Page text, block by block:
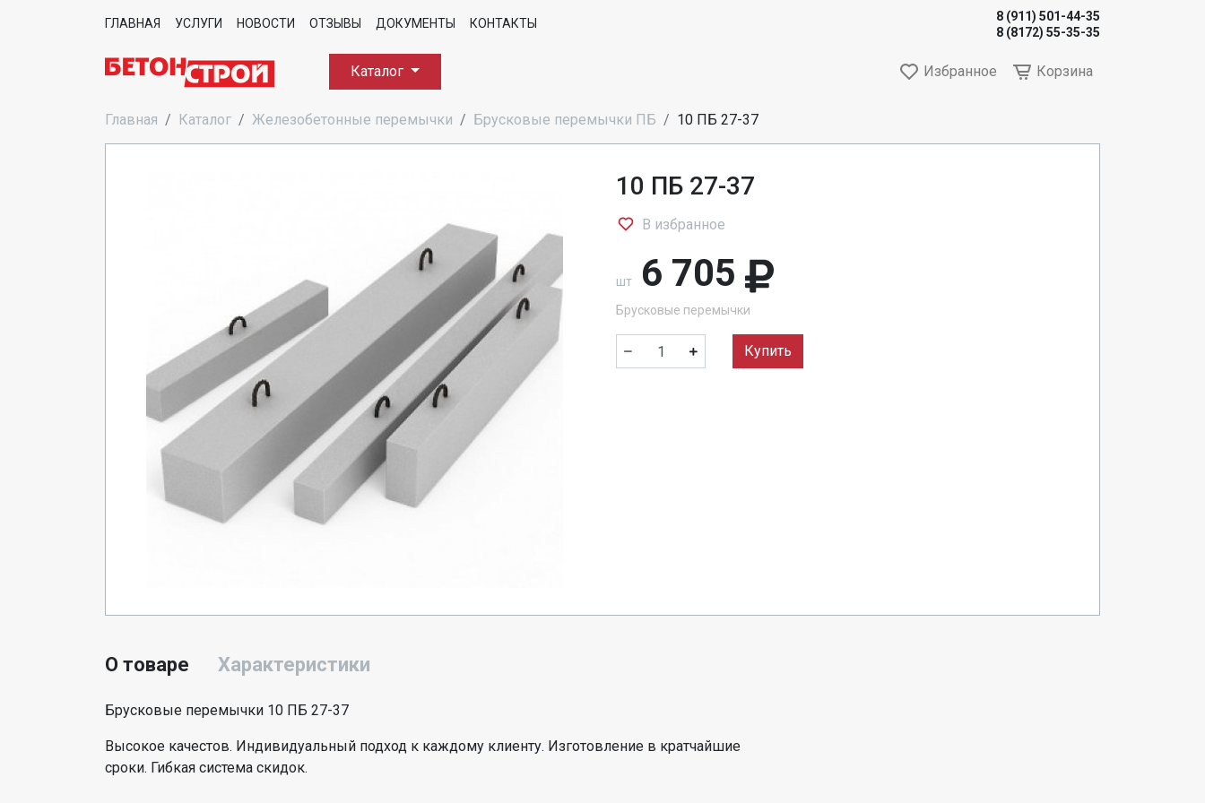
ГЛАВНАЯ УСЛУГИ НОВОСТИ ОТЗЫВЫ ДОКУМЕНТЫ КОНТАКТЫ
8 (911) 501-44-35
8 (8172) 55-35-35
Избранное Корзина
Каталог
Главная Каталог Железобетонные перемычки Брусковые перемычки ПБ 10 ПБ 27-37
10 ПБ 27-37
В избранное
шт 6 705
Брусковые перемычки
Купить
О товаре Характеристики
Брусковые перемычки 10 ПБ 27-37
Высокое качестов. Индивидуальный подход к каждому клиенту. Изготовление в кратчайшие
сроки. Гибкая система скидок.